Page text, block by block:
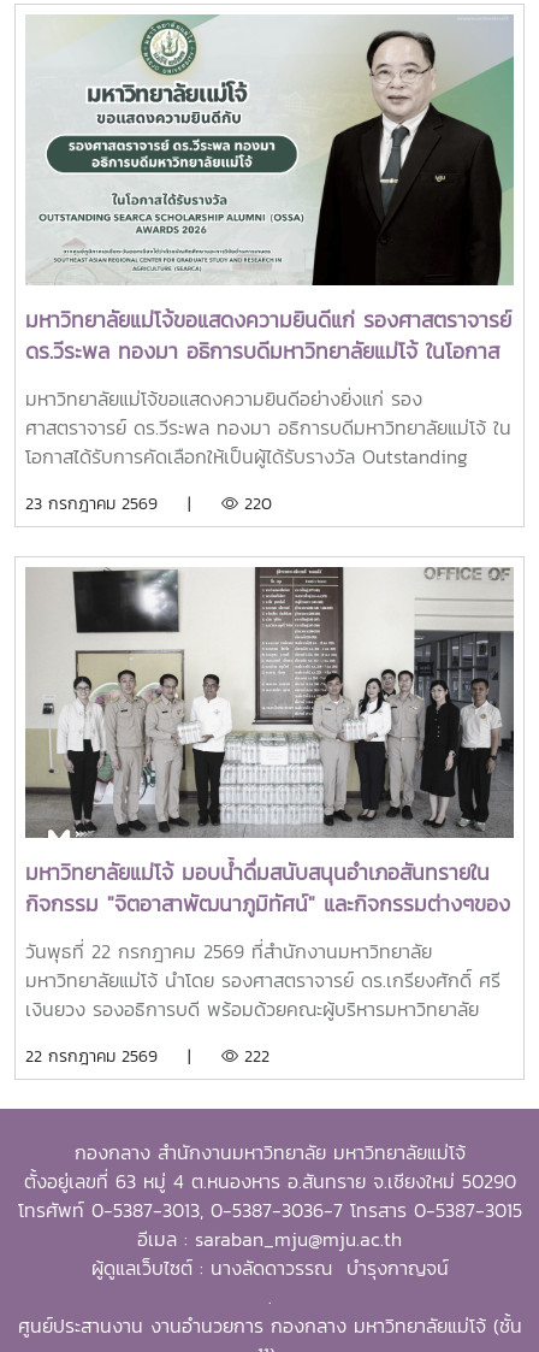
ผู้นำเครือข่ายอุดมศึกษา การนำเสนอกรณีศึกษาการประยุกต์ใช้
AI และนวัตกรรมจากภาคเอกชน รวมถึงกิจกรรม Forum-to-
Action เพื่อร่วมกำหนดข้อเสนอเชิงนโยบายและแผนปฏิบัติการใน
การขับเคลื่อนมหาวิทยาลัยไทยในอนาคตการเข้าร่วมประชุมในครั้ง
นี้มหาวิทยาลัยแม่โจ้ติดตามทิศทางการเปลี่ยนแปลงของการ
อุดมศึกษาไทย พร้อมแลกเปลี่ยนองค์ความรู้และสร้างความร่วม
มือกับเครือข่ายสถาบันอุดมศึกษาทั่วประเทศ เพื่อร่วมกันพัฒนา
มหาวิทยาลัยไทยให้ก้าวทันการเปลี่ยนแปลงของโลกยุคดิจิทัล และ
ยกระดับศักยภาพด้านการศึกษา วิจัย และนวัตกรรมอย่างยั่งยืน
พระบรมราชชนนีพันปีหลวง ณ พระที่นั่งดุสิตมหาปราสาท
พระบรมมหาราชวัง และเข้ากราบถวายบังคมพระศพสมเด็จ
พระเจ้าลูกเธอ เจ้าฟ้าพัชรกิติยาภา นเรนทิราเทพยวดี กรมหลวง
ราชสาริณีสิริพัชร มหาวัชรราชธิดา ณ พระที่นั่งพิมานรัตยา
พระบรมมหาราชวังการเข้าร่วมพิธีในครั้งนี้ นับเป็นพระ
มหากรุณาธิคุณล้นเกล้าล้นกระหม่อมแก่คณะผู้บริหาร
มหาวิทยาลัย สมาคมศิษย์เก่า และบุคลากร มหาวิทยาลัยแม่โจ้ที่ได้
ร่วมแสดงความจงรักภักดี ถวายความอาลัยและน้อมรำลึกในพระ
มหากรุณาธิคุณอย่างหาที่สุดมิได้
มหาวิทยาลัยแม่โจ้ขอแสดงความยินดีแก่ รองศาสตราจารย์
ดร.วีระพล ทองมา อธิการบดีมหาวิทยาลัยแม่โจ้ ในโอกาส
ได้รับรางวัล Outstanding SEARCA Scholarship
Alumni (OSSA) Awards 2026
มหาวิทยาลัยแม่โจ้ขอแสดงความยินดีอย่างยิ่งแก่ รอง
ศาสตราจารย์ ดร.วีระพล ทองมา อธิการบดีมหาวิทยาลัยแม่โจ้ ใน
โอกาสได้รับการคัดเลือกให้เป็นผู้ได้รับรางวัล Outstanding
ศูนย์ภูมิภาคเอเชียตะวันออกเฉียงใต้ว่าด้วยบัณฑิตศึกษาและการ
for Graduate Study and Research in Agriculture
(SEARCA) นับเป็นรางวัลเกียรติยศระดับภูมิภาคที่มอบแก่ศิษย์
เก่าทุน SEARCA ผู้มีความสำเร็จโดดเด่นทางวิชาชีพ มีภาวะผู้นำ
และสร้างคุณูปการสำคัญต่อการพัฒนาการเกษตร ชนบท ชุมชน
และสังคมอย่างยั่งยืนรางวัล Outstanding SEARCA
Scholarship Alumni (OSSA) จัดตั้งขึ้นเพื่อเชิดชูเกียรติศิษย์
เก่าผู้ได้รับทุนการศึกษาระดับบัณฑิตศึกษาจาก SEARCA ซึ่งได้
นำองค์ความรู้ ประสบการณ์ และศักยภาพที่ได้รับจากการศึกษา
ไปสร้างคุณประโยชน์ต่อองค์กร ชุมชน ประเทศ และภูมิภาคเอเชีย
ตะวันออกเฉียงใต้ ตลอดจนเป็นแบบอย่างที่สะท้อนค่านิยมและ
ปรัชญาของ SEARCA ผ่านความสำเร็จในวิชาชีพ การบริการ
สาธารณะ และการอุทิศตนเพื่อส่วนรวมในปี 2026 การพิจารณา
รางวัลครอบคลุมผลงานสำคัญ 4 ด้าน ได้แก่ การสอน
(Teaching) การวิจัย (Research) การบริการสาธารณะและการ
พัฒนาชุมชน (Public Service and Community
Development) และธุรกิจการเกษตรและการเป็นผู้ประกอบการ
กับผลงานที่สามารถสร้างผลกระทบอย่างเป็นรูปธรรมต่อการ
จัดขึ้นในวาระเฉลิมฉลอง ครบรอบ 60 ปีของ SEARCA ซึ่งเป็น
องค์กรระดับภูมิภาคภายใต้ the Southeast Asian Ministers
of Education (SEAMEO) และมีบทบาทสำคัญในการพัฒนา
ศักยภาพบุคลากร ส่งเสริมการศึกษาและการวิจัย ตลอดจนสร้าง
เครือข่ายความร่วมมือเพื่อการพัฒนาการเกษตรและชนบทใน
DAAD–SEARCA สู่ผู้นำมหาวิทยาลัยด้านการเกษตรรอง
23 กรกฎาคม 2569 | 220
มหาวิทยาลัยแม่โจ้ มอบน้ำดื่มสนับสนุนอำเภอสันทรายใน
กิจกรรม "จิตอาสาพัฒนาภูมิทัศน์" และกิจกรรมต่างๆของ
อำเภอสันทราย
วันพุธที่ 22 กรกฎาคม 2569 ที่สำนักงานมหาวิทยาลัย
มหาวิทยาลัยแม่โจ้ นำโดย รองศาสตราจารย์ ดร.เกรียงศักดิ์ ศรี
เงินยวง รองอธิการบดี พร้อมด้วยคณะผู้บริหารมหาวิทยาลัย
จำนวน 100 แพ็ค เพื่อใช้ในกิจกรรม “จิตอาสาพัฒนาภูมิทัศน์
พระเจ้าอยู่หัว เนื่องในโอกาสวันเฉลิมพระชนมพรรษา 28
กรกฎาคม 2569 พร้อมทั้งสนับสนุนโครงการ “ชาวเชียงใหม่ปลูก
ป่า รักษ์โลก เพิ่มพื้นที่สีเขียวสู่ชุมชน” แก่ผู้เข้าร่วมกิจกรรมและ
ประชาชนที่มาใช้บริการ
22 กรกฎาคม 2569 | 222
กองกลาง สำนักงานมหาวิทยาลัย มหาวิทยาลัยแม่โจ้
ตั้งอยู่เลขที่ 63 หมู่ 4 ต.หนองหาร อ.สันทราย จ.เชียงใหม่ 50290
โทรศัพท์ 0-5387-3013, 0-5387-3036-7 โทรสาร 0-5387-3015
อีเมล : saraban_mju@mju.ac.th
ผู้ดูแลเว็บไซต์ : นางลัดดาวรรณ บำรุงกาญจน์
.
ศูนย์ประสานงาน งานอำนวยการ กองกลาง มหาวิทยาลัยแม่โจ้ (ชั้น